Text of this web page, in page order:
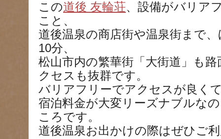
この道後 友輪荘、設備がバリア
こと、
道後温泉の商店街や温泉街まで
10分、
松山市内の繁華街「大街道」も
クセスも抜群です。
バリアフリーでアクセスが良く
宿泊料金が大変リーズナブルな
ころです。
道後温泉お出かけの際はぜひご